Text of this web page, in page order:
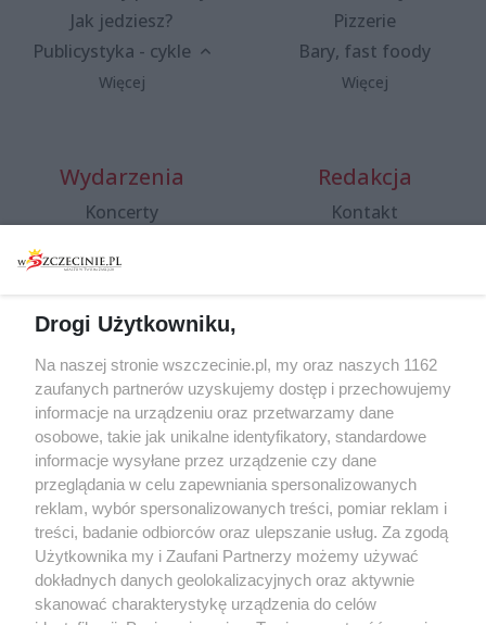
Jak jedziesz?
Publicystyka - cykle
Więcej
Pizzerie
Bary, fast foody
Więcej
Wydarzenia
Koncerty
Spacery i oprowadzania
targi
Wernisaże
Więcej
Redakcja
Kontakt
Specjalny koncert z okazji
20. urodzin portalu
wSzczecinie.pl
Regulamin konkursów
śniadaniówka "Hej
Szczecin! Jest piątek!"
Partnerzy
Drogi Użytkowniku,
Na naszej stronie wszczecinie.pl, my oraz naszych 1162
zaufanych partnerów uzyskujemy dostęp i przechowujemy
informacje na urządzeniu oraz przetwarzamy dane
osobowe, takie jak unikalne identyfikatory, standardowe
informacje wysyłane przez urządzenie czy dane
przeglądania w celu zapewniania spersonalizowanych
reklam, wybór spersonalizowanych treści, pomiar reklam i
treści, badanie odbiorców oraz ulepszanie usług. Za zgodą
Użytkownika my i Zaufani Partnerzy możemy używać
dokładnych danych geolokalizacyjnych oraz aktywnie
skanować charakterystykę urządzenia do celów